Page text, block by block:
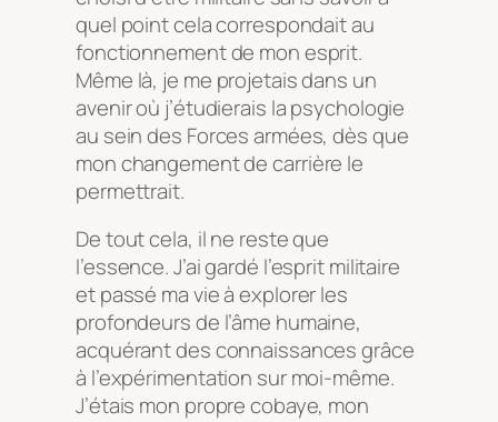
quel point cela correspondait au
fonctionnement de mon esprit.
Même là, je me projetais dans un
avenir où j’étudierais la psychologie
au sein des Forces armées, dès que
mon changement de carrière le
permettrait.
De tout cela, il ne reste que
l’essence. J’ai gardé l’esprit militaire
et passé ma vie à explorer les
profondeurs de l’âme humaine,
acquérant des connaissances grâce
à l’expérimentation sur moi-même.
J’étais mon propre cobaye, mon